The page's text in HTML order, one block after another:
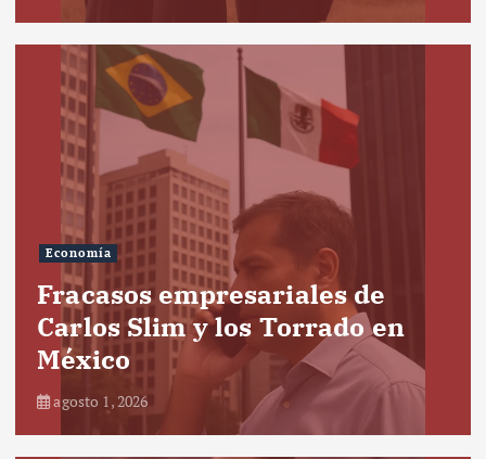
Economía
Fracasos empresariales de
Carlos Slim y los Torrado en
México
agosto 1, 2026